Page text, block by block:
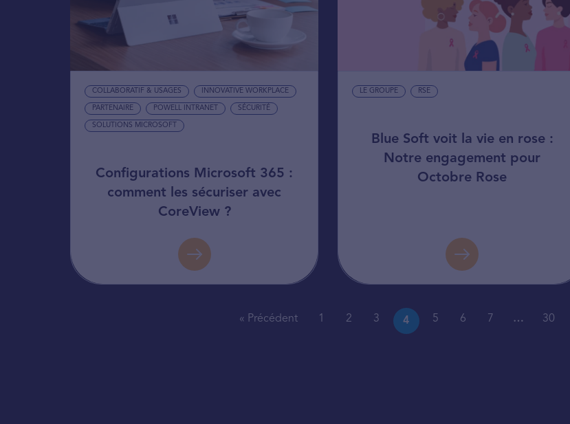
COLLABORATIF & USAGES INNOVATIVE WORKPLACE
PARTENAIRE POWELL INTRANET SÉCURITÉ
SOLUTIONS MICROSOFT
Configurations Microsoft 365 :
comment les sécuriser avec
CoreView ?
LE GROUPE RSE
Blue Soft voit la vie en rose :
Notre engagement pour
Octobre Rose
« Précédent 1 2 3 4 5 6 7 … 30